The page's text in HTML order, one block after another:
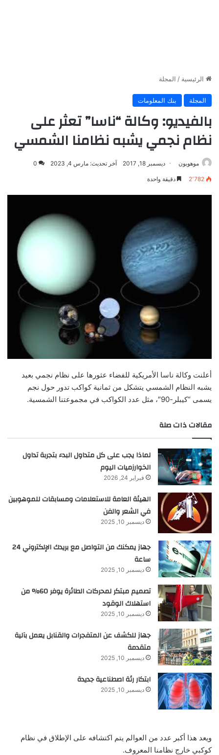
الرئيسية / المجلة
المجلة بنك المعلومات
بالفيديو: وكالة “ناسا” تعثر على
نظام نجمي يشبه نظامنا الشمسي
موهوبون ديسمبر 18, 2017 آخر تحديث: مارس 4, 2023 0
2٬782 دقيقة واحدة
أعلنت وكالة ناسا الأمريكية للفضاء عثورها على نظام نجمي بعيد
يشبه النظام الشمسي يتشكل من ثمانية كواكب تدور حول نجم
يسمى “كيبلر-90″، مثل عدد الكواكب في مجموعتنا الشمسية.
مقالات ذات صلة
لماذا يجب على كل متداول البدء بتجربة تداول
الخوارزميات اليوم
فبراير 24, 2026
الهيئة العامة للاستعلامات ومسابقات للموهوبين
في الشعر والفن
ديسمبر 10, 2025
جهاز يمكنك من التواصل مع بريدك الإلكتروني 24
ساعة
ديسمبر 10, 2025
تصميم مبتكر لمحركات الطائرة يوفر 60% من
استهلاك الوقود
ديسمبر 10, 2025
جهاز للكشف عن المتفجرات والقنابل يعمل بآلية
متقدمة
ديسمبر 10, 2025
ابتكار رئة اصطناعية جديدة
ديسمبر 10, 2025
ويعد هذا أكبر عدد من العوالم يتم اكتشافه على الإطلاق في نظام
كوكبي خارج نظامنا المعروف.